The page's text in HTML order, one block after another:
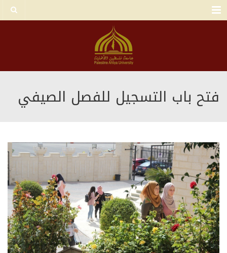
Menu
فتح باب التسجيل للفصل الصيفي